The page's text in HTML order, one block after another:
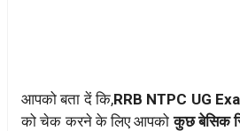
आपको बता दें कि,RRB NTPC UG
को चेक करने के लिए आपकोकुछ बेसिक